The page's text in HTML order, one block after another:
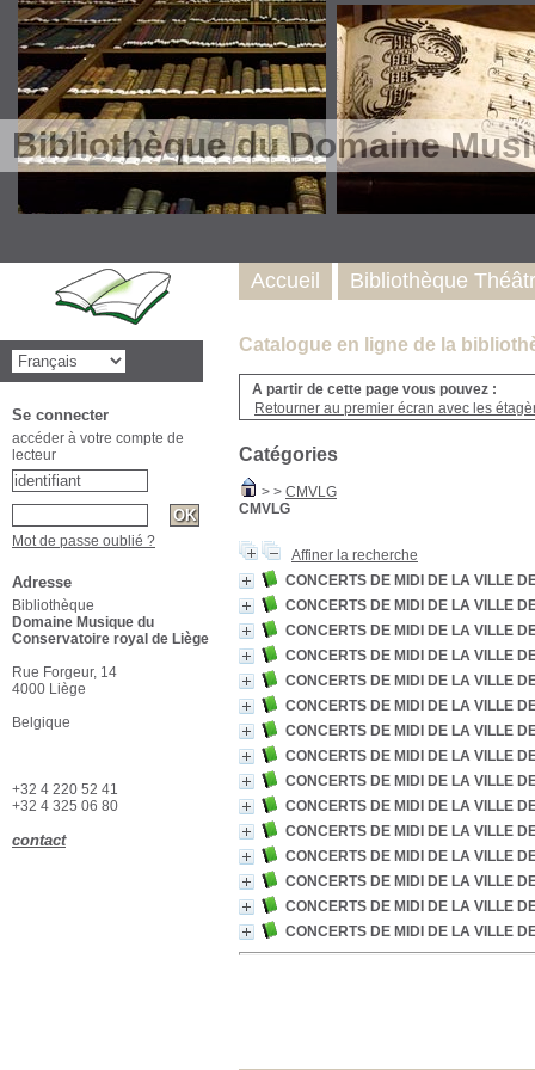
Bibliothèque du Domaine
Catalogue en ligne de la
A partir de cette page vous pouvez :
Retourner au premier écran avec les
Catégories
> > CMVLG
CMVLG
Affiner la recherche
CONCERTS DE MIDI DE LA VILLE
CONCERTS DE MIDI DE LA VILLE
CONCERTS DE MIDI DE LA VILLE
CONCERTS DE MIDI DE LA VILLE
CONCERTS DE MIDI DE LA VILLE
CONCERTS DE MIDI DE LA VILLE
CONCERTS DE MIDI DE LA VILLE
CONCERTS DE MIDI DE LA VILLE
CONCERTS DE MIDI DE LA VILLE
CONCERTS DE MIDI DE LA VILLE
CONCERTS DE MIDI DE LA VILLE
CONCERTS DE MIDI DE LA VILLE
CONCERTS DE MIDI DE LA VILLE
CONCERTS DE MIDI DE LA VILLE
CONCERTS DE MIDI DE LA VILLE
Accueil Bibliothèque
Se connecter
accéder à votre compte de
lecteur
Mot de passe oublié ?
Adresse
Bibliothèque
Domaine Musique du
Conservatoire royal de Liège
Rue Forgeur, 14
4000 Liège
Belgique
+32 4 220 52 41
+32 4 325 06 80
contact